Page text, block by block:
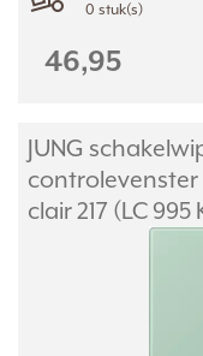
0 stuk(s)
46,95
JUNG
controlevenster
clair 217 (LC 995